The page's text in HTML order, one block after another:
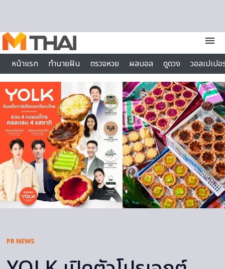
menu
หน้าแรก
ทำนายฝัน ตรวจหวย ผลบอล ดูดวง
วอลเปเป
ไลฟ์สไตล์
PR NEWS